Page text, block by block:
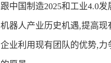
跟中国制造2025和工业4.0
机器人产业历史机遇,提高
企业利用现有团队的优势,